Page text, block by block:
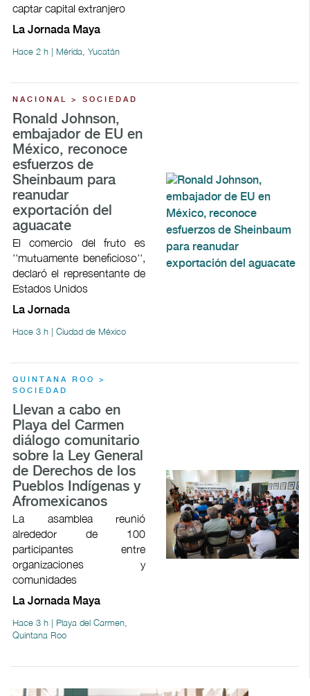
captar capital extranjero
La Jornada Maya
Hace 2 h | Mérida, Yucatán
NACIONAL > SOCIEDAD
Ronald Johnson,
embajador de EU en
México, reconoce
esfuerzos de
Sheinbaum para
reanudar
exportación del
aguacate
El comercio del fruto es
''mutuamente beneficioso'',
declaró el representante de
Estados Unidos
La Jornada
Hace 3 h | Ciudad de México
QUINTANA ROO >
SOCIEDAD
Llevan a cabo en
Playa del Carmen
diálogo comunitario
sobre la Ley General
de Derechos de los
Pueblos Indígenas y
Afromexicanos
La asamblea reunió
alrededor de 100
participantes entre
organizaciones y
comunidades
La Jornada Maya
Hace 3 h | Playa del Carmen,
Quintana Roo